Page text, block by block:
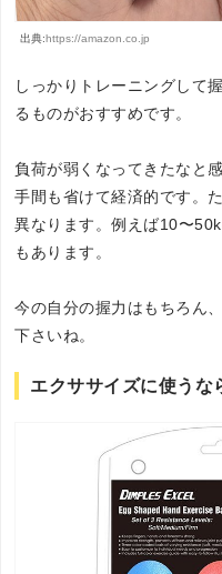
出典:https://amazon.co.jp
しっかりトレーニングして
るものがおすすめです。
負荷が弱くなってきたなと
手間も省けて経済的です。
異なります。例えば10〜
もあります。
今の自分の握力はもちろん
下さいね。
エクササイズに使うな